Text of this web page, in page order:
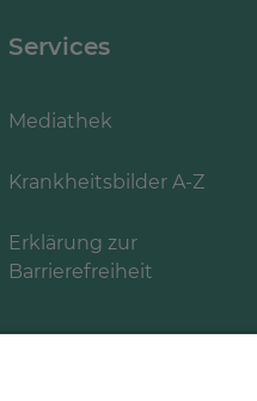
Services
Mediathek
Krankheitsbilder A-Z
Erklärung zur
Barrierefreiheit